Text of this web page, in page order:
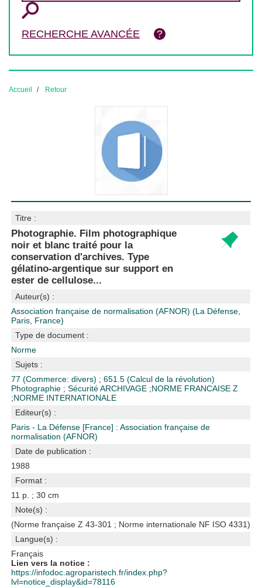
RECHERCHE AVANCÉE
Accueil Retour
Titre :
Photographie. Film photographique
noir et blanc traité pour la
conservation d'archives. Type
gélatino-argentique sur support en
ester de cellulose...
Auteur(s) :
Association française de normalisation (AFNOR) (La Défense,
Paris, France)
Type de document :
Norme
Sujets :
77 (Commerce: divers) ;651.5 (Calcul de la révolution)
Photographie ;SécuritéARCHIVAGE ;NORME FRANCAISE Z
;NORME INTERNATIONALE
Editeur(s) :
Paris - La Défense [France] : Association française de
normalisation (AFNOR)
Date de publication :
1988
Format :
11 p. ; 30 cm
Note(s) :
(Norme française Z 43-301 ; Norme internationale NF ISO 4331)
Langue(s) :
Français
Lien vers la notice :
https://infodoc.agroparistech.fr/index.php?
lvl=notice_display&id=78116